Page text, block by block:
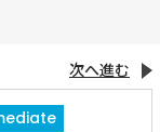
次へ進む